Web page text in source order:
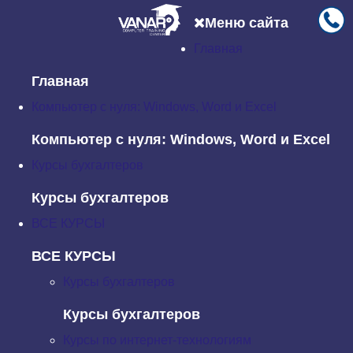
Меню сайта
Главная
Компьютер с нуля: Windows, Word и Excel
Курсы бухгалтеров
ВСЕ КУРСЫ
Курсы бухгалтеров
PHP: Работа с формами
Воскресенье, 25 Сентябрь 2016 08:11
на сервер используются HTML-формы. Для работы с
средств.
Предварительно определенные переменные
определенных переменных, которые не меняются при